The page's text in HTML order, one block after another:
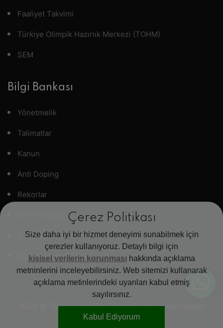
Çerez Politikası
Size daha iyi bir hizmet deneyimi sunabilmek için
çerezler kullanıyoruz. Detaylı bilgi için
kişisel verilerin korunması hakkında açıklama
metninlerini inceleyebilirsiniz. Web sitemizi kullanarak
açıklama metinlerindeki uyarıları kabul etmiş
sayılırsınız.
Kabul Ediyorum
Faaliyet Takvimi
Türkiye Olimpik Hazırlık Merkezi (TOHM)
SEM
Bilgi Bankası
Yönetmelik
Talimatlar
Kanun
Anti Doping
Rekorlar
Sıkça Sorulan Sorular
Banka Hesap Bilgileri
© Türkiye Atıcılık Federasyonu bütün hakları
saklıdır.